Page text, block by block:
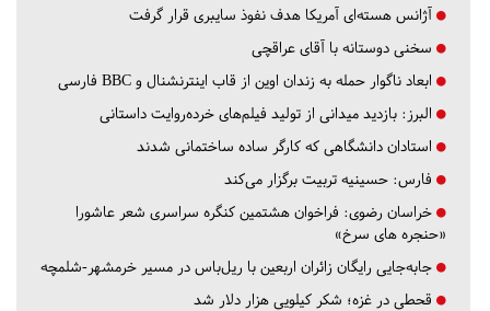
آژانس هسته‌ای آمریکا هدف نفوذ سایبری قرار گرفت
سخنی دوستانه با آقای عراقچی
ابعاد ناگوار حمله به زندان اوین از قاب اینترنشنال و BBC فارسی
البرز: بازدید میدانی از تولید فیلم‌های خرده‌روایت داستانی
استادان دانشگاهی که کارگر ساده ساختمانی شدند
فارس: حسینیه تربیت برگزار می‌کند
خراسان رضوی: فراخوان هشتمین کنگره سراسری شعر عاشورا
«حنجره های سرخ»
جابه‌جایی رایگان زائران اربعین با ریل‌باس در مسیر خرمشهر-شلمچه
قحطی در غزه؛ شکر کیلویی هزار دلار شد